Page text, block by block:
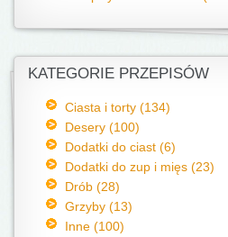
KATEGORIE PRZEPISÓW
Ciasta i torty (134)
Desery (100)
Dodatki do ciast (6)
Dodatki do zup i mięs (23)
Drób (28)
Grzyby (13)
Inne (100)